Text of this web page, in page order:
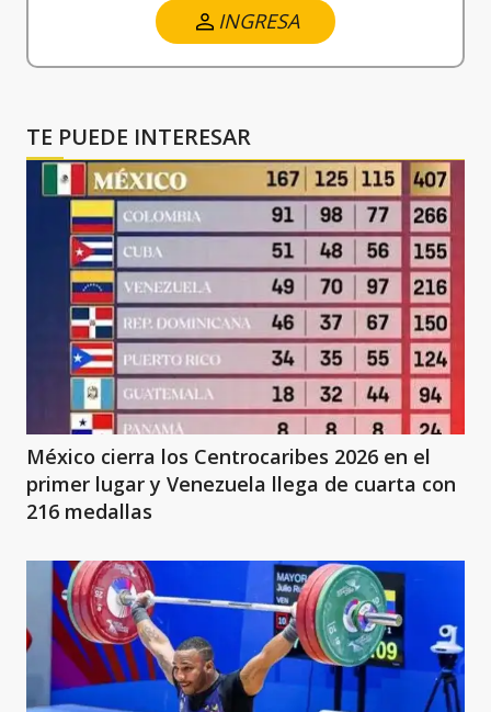
INGRESA
TE PUEDE INTERESAR
México cierra los Centrocaribes 2026 en el
primer lugar y Venezuela llega de cuarta con
216 medallas